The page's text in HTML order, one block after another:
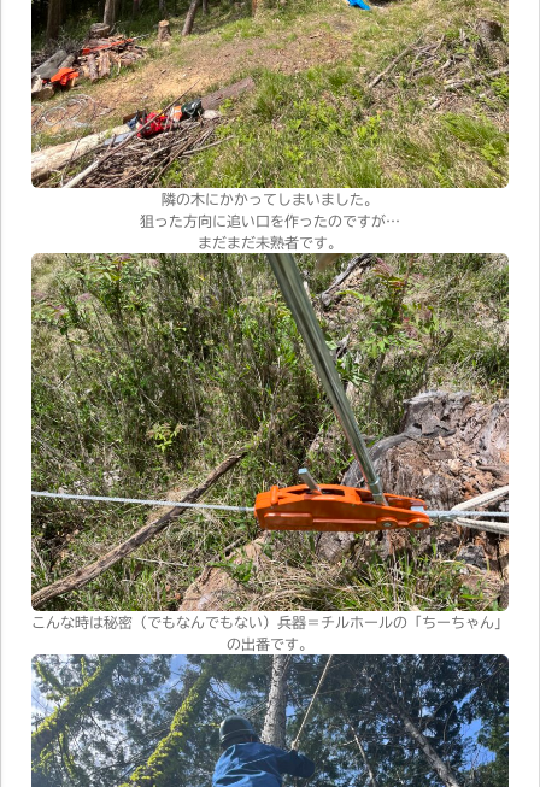
隣の木にかかってしまいました。
狙った方向に追い口を作ったのですが…
まだまだ未熟者です。
こんな時は秘密（でもなんでもない）兵器＝チルホールの「ちーちゃん」
の出番です。